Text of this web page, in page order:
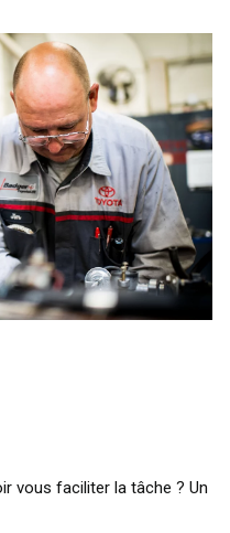
vous faciliter la tâche ? Un